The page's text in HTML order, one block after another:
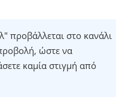
προβάλλεται στο κανάλι
ώστε να
καμία στιγμή από